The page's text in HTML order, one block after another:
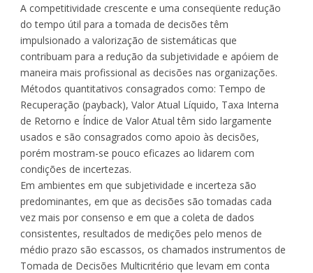
A competitividade crescente e uma conseqüente redução
do tempo útil para a tomada de decisões têm
impulsionado a valorização de sistemáticas que
contribuam para a redução da subjetividade e apóiem de
maneira mais profissional as decisões nas organizações.
Métodos quantitativos consagrados como: Tempo de
Recuperação (payback), Valor Atual Líquido, Taxa Interna
de Retorno e Índice de Valor Atual têm sido largamente
usados e são consagrados como apoio às decisões,
porém mostram-se pouco eficazes ao lidarem com
condições de incertezas.
Em ambientes em que subjetividade e incerteza são
predominantes, em que as decisões são tomadas cada
vez mais por consenso e em que a coleta de dados
consistentes, resultados de medições pelo menos de
médio prazo são escassos, os chamados instrumentos de
Tomada de Decisões Multicritério que levam em conta